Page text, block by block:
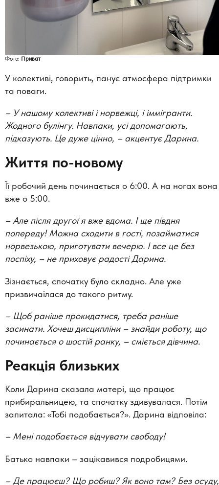
Фото: Приват
У колективі, говорить, панує атмосфера підтримки
та поваги.
– У нашому колективі і норвежці, і іммігранти.
Жодного булінгу. Навпаки, усі допомагають,
підказують. Це дуже цінно, –акцентує Дарина.
Життя по-новому
Її робочий день починається о 6:00. А на ногах вона
вже о 5:00.
– Але після другої я вже вдома. І ще півдня
попереду! Можна сходити в гості, позайматися
норвезькою, приготувати вечерю. І все це без
поспіху, –не приховує радості Дарина.
Зізнається, спочатку було складно. Але уже
призвичаїлася до такого ритму.
– Щоб раніше прокидатися, треба раніше
засинати. Хочеш дисципліни – знайди роботу, що
починається о шостій ранку, –сміється дівчина.
Реакція близьких
Коли Дарина сказала матері, що працює
прибиральницею, та спочатку здивувалася. Потім
запитала: «Тобі подобається?». Дарина відповіла:
– Мені подобається відчувати свободу!
Батько навпаки – зацікавився подробицями.
– Де працюєш? Що робиш? Як воно там? Без осуду,